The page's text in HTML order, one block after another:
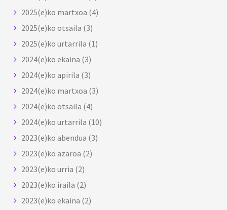
2025(e)ko martxoa (4)
2025(e)ko otsaila (3)
2025(e)ko urtarrila (1)
2024(e)ko ekaina (3)
2024(e)ko apirila (3)
2024(e)ko martxoa (3)
2024(e)ko otsaila (4)
2024(e)ko urtarrila (10)
2023(e)ko abendua (3)
2023(e)ko azaroa (2)
2023(e)ko urria (2)
2023(e)ko iraila (2)
2023(e)ko ekaina (2)